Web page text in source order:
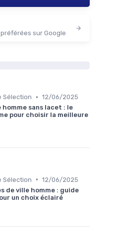
sur Google
Sélection • 12/06/2025
homme sans lacet : le
pour choisir la meilleure
Sélection • 12/06/2025
de ville homme : guide
un choix éclairé